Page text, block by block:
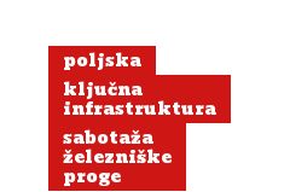
poljska
ključna
infrastruktura
sabotaža
železniške
proge